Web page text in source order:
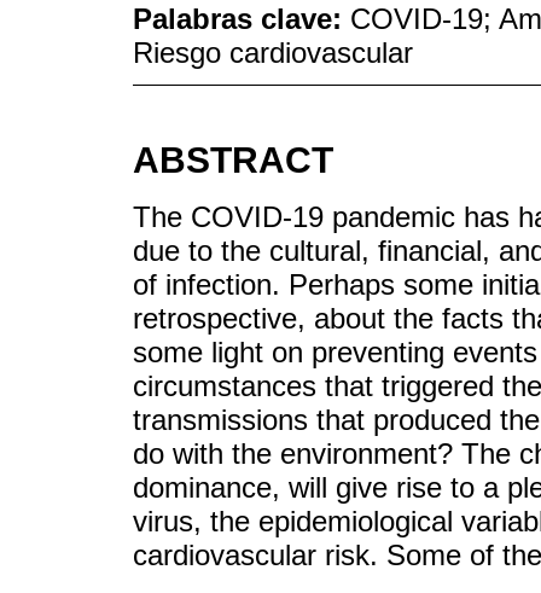
Palabras clave: COVID-19;
Riesgo cardiovascular
ABSTRACT
The COVID-19 pandemic has
due to the cultural, financial,
of infection. Perhaps some
retrospective, about the facts
some light on preventing
circumstances that triggered
transmissions that produced
do with the environment? The
dominance, will give rise to a
virus, the epidemiological
cardiovascular risk. Some of